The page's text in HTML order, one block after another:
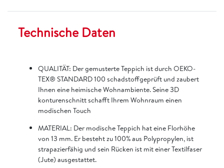
Technische Daten
QUALITÄT: Der gemusterte Teppich ist durch OEKO-
TEX® STANDARD 100 schadstoffgeprüft und zaubert
Ihnen eine heimische Wohnambiente. Seine 3D
konturenschnitt schafft Ihrem Wohnraum einen
modischen Touch
MATERIAL: Der modische Teppich hat eine Florhöhe
von 13 mm. Er besteht zu 100% aus Polypropylen, ist
strapazierfähig und sein Rücken ist mit einer Textilfaser
(Jute) ausgestattet.